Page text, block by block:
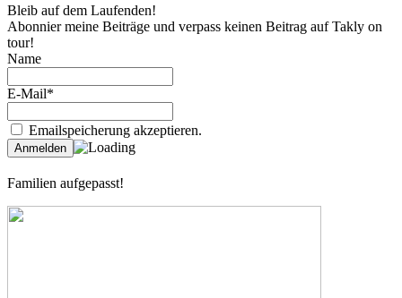
Bleib auf dem Laufenden!
Abonnier meine Beiträge und verpass keinen Beitrag auf Takly on
tour!
Name
E-Mail*
Emailspeicherung akzeptieren.
Familien aufgepasst!